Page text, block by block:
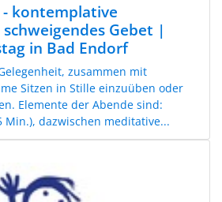
kontemplative
Gebet |
in Bad Endorf
zusammen mit
Sitzen in Stille einzuüben oder
Elemente der Abende sind:
Min.), dazwischen meditative...